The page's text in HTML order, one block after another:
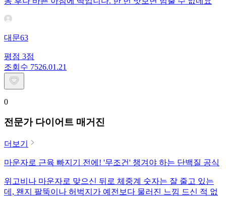
대문63
평점 3점
조회수 7526.01.21
0
전문가 다이어트 매거진
더보기
마운자로 근육 빠지기 전에! '무조건' 챙겨야 하는 단백질 공식
위고비나 마운자로 맞으신 뒤로 체중계 숫자는 잘 줄고 있는
데, 왠지 팔뚝이나 허벅지가 예전보다 물러진 느낌 드신 적 없